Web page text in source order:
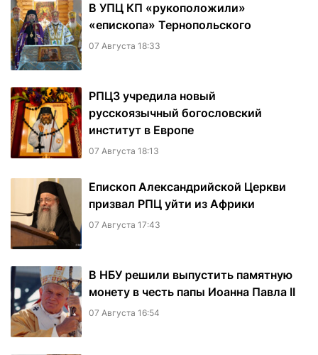
В УПЦ КП «рукоположили»
«епископа» Тернопольского
07 Августа 18:33
РПЦЗ учредила новый
русскоязычный богословский
институт в Европе
07 Августа 18:13
Епископ Александрийской Церкви
призвал РПЦ уйти из Африки
07 Августа 17:43
В НБУ решили выпустить памятную
монету в честь папы Иоанна Павла II
07 Августа 16:54